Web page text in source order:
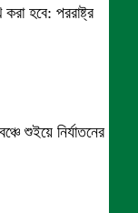
হবে: পররাষ্ট্র
শুইয়ে নির্যাতনের